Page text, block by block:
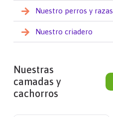
Nuestro perros y razas
Nuestro criadero
Nuestras
camadas y
cachorros